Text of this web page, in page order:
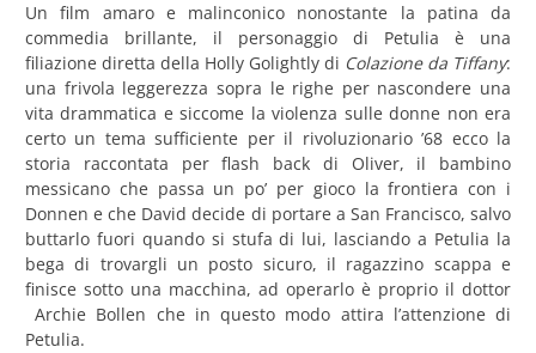
Un film amaro e malinconico nonostante la patina da
commedia brillante, il personaggio di Petulia è una
filiazione diretta della Holly Golightly di Colazione da Tiffany:
una frivola leggerezza sopra le righe per nascondere una
vita drammatica e siccome la violenza sulle donne non era
certo un tema sufficiente per il rivoluzionario ’68 ecco la
storia raccontata per flash back di Oliver, il bambino
messicano che passa un po’ per gioco la frontiera con i
Donnen e che David decide di portare a San Francisco, salvo
buttarlo fuori quando si stufa di lui, lasciando a Petulia la
bega di trovargli un posto sicuro, il ragazzino scappa e
finisce sotto una macchina, ad operarlo è proprio il dottor
Archie Bollen che in questo modo attira l’attenzione di
Petulia.